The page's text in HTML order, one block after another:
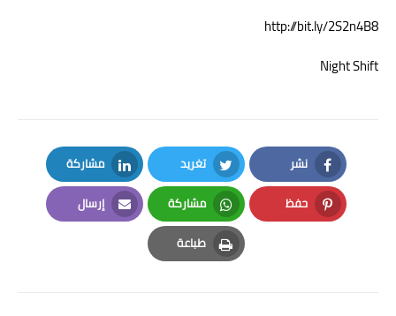
http://bit.ly/2S2n4B8
Night Shift
نشر
Facebook
تغريد
Twitter
مشاركة
LinkedIn
حفظ
Pinterest
مشاركة
Whatsapp
إرسال
Email
طباعة
Print